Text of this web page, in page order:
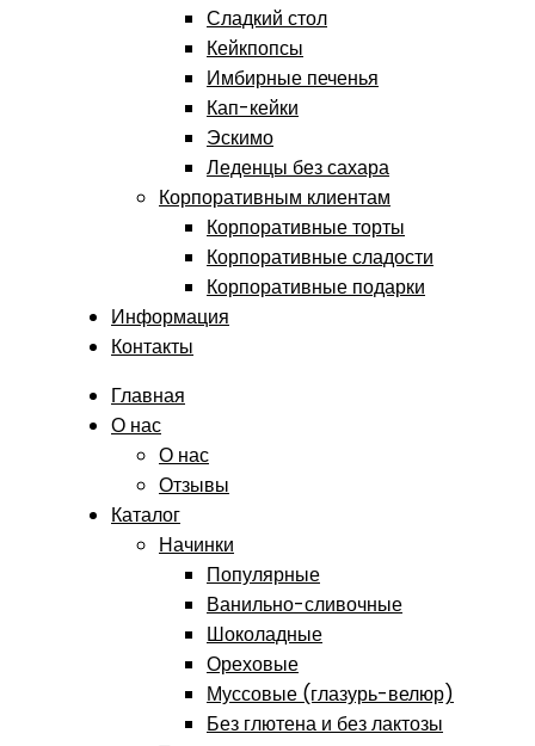
Сладкий стол
Кейкпопсы
Имбирные печенья
Кап-кейки
Эскимо
Леденцы без сахара
Корпоративным клиентам
Корпоративные торты
Корпоративные сладости
Корпоративные подарки
Информация
Контакты
Главная
О нас
О нас
Отзывы
Каталог
Начинки
Популярные
Ванильно-сливочные
Шоколадные
Ореховые
Муссовые (глазурь-велюр)
Без глютена и без лактозы